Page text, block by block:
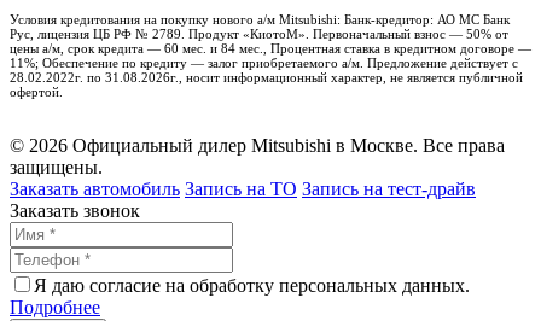
Условия кредитования на покупку нового а/м Mitsubishi: Банк-кредитор: АО МС Банк
Рус, лицензия ЦБ РФ № 2789. Продукт «КиотоМ». Первоначальный взнос — 50% от
цены а/м, срок кредита — 60 мес. и 84 мес., Процентная ставка в кредитном договоре —
11%; Обеспечение по кредиту — залог приобретаемого а/м. Предложение действует с
28.02.2022г. по 31.08.2026г., носит информационный характер, не является публичной
офертой.
© 2026 Официальный дилер Mitsubishi в Москве. Все права
защищены.
Заказать автомобиль Запись на ТО Запись на тест-драйв
Заказать звонок
Я даю согласие на обработку персональных данных.
Подробнее